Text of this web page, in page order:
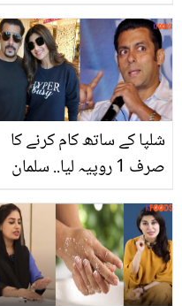
کر آزمائے بنا رہ نہ پائیں گے
شلپا کے ساتھ کام کرنے کا
صرف 1 روپیہ لیا.. سلمان
کرنے کی حقیقت بتا دی